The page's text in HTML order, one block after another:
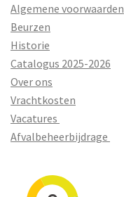
Algemene voorwaarden
Beurzen
Historie
Catalogus 2025-2026
Over ons
Vrachtkosten
Vacatures
Afvalbeheerbijdrage